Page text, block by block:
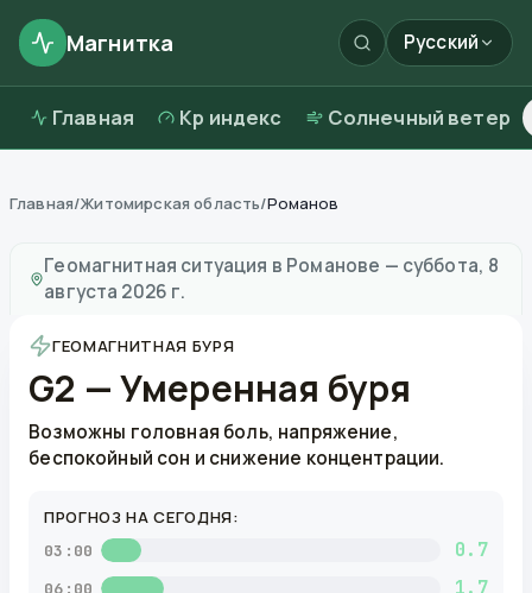
Магнитка Русский
Главная Kp индекс Солнечный ветер
Главная/Житомирская область/Романов
Геомагнитная ситуация в Романове — суббота, 8
августа 2026 г.
ГЕОМАГНИТНАЯ БУРЯ
G2 — Умеренная буря
Возможны головная боль, напряжение,
беспокойный сон и снижение концентрации.
ПРОГНОЗ НА СЕГОДНЯ:
03:00 0.7
06:00 1.7